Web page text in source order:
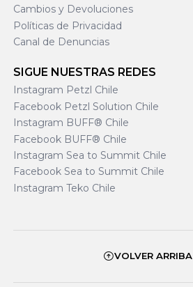
Cambios y Devoluciones
Políticas de Privacidad
Canal de Denuncias
SIGUE NUESTRAS REDES
Instagram Petzl Chile
Facebook Petzl Solution Chile
Instagram BUFF® Chile
Facebook BUFF® Chile
Instagram Sea to Summit Chile
Facebook Sea to Summit Chile
Instagram Teko Chile
VOLVER ARRIBA